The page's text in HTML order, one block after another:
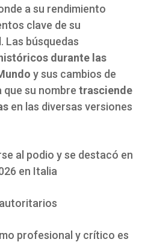
a su rendimiento
clave de su
búsquedas
durante las
y sus cambios de
que su nombre trasciende
en las diversas versiones
al podio y se destacó en
en Italia
profesional y crítico es